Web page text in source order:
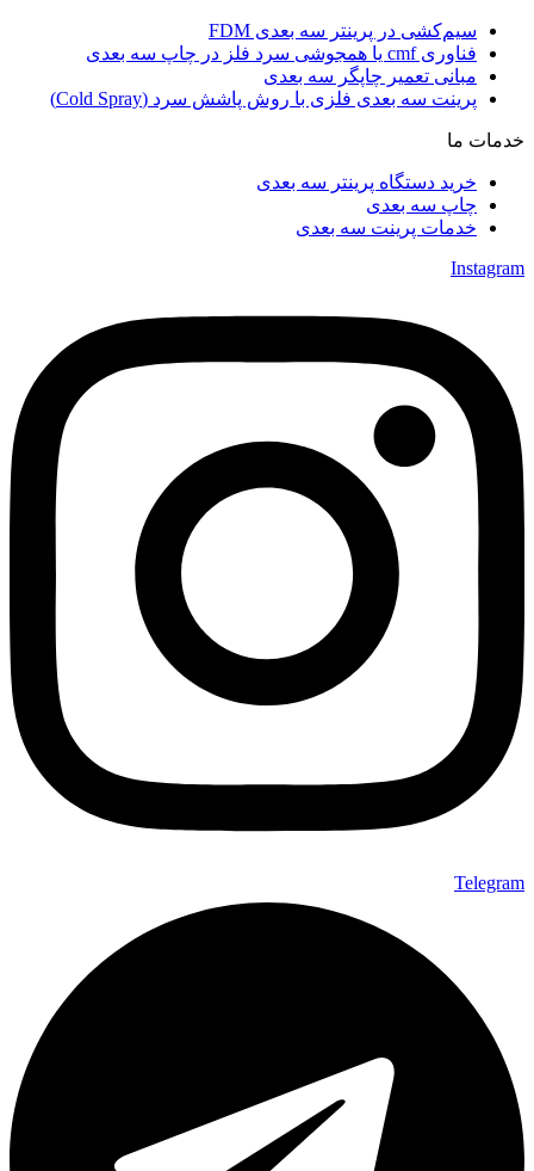
سیم‌کشی در پرینتر سه بعدی FDM
فناوری cmf یا همجوشی سرد فلز در چاپ سه بعدی
مبانی تعمیر چاپگر سه بعدی
پرینت سه بعدی فلزی با روش پاشش سرد (Cold Spray)
خدمات ما
خرید دستگاه پرینتر سه بعدی
چاپ سه بعدی
خدمات پرینت سه بعدی
Instagram
Telegram